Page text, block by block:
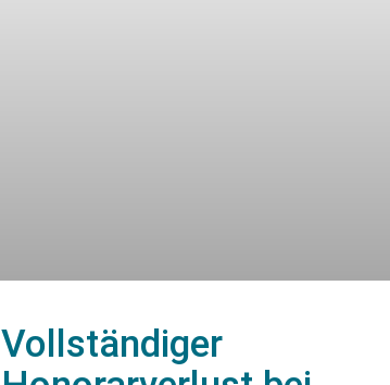
Vollständiger